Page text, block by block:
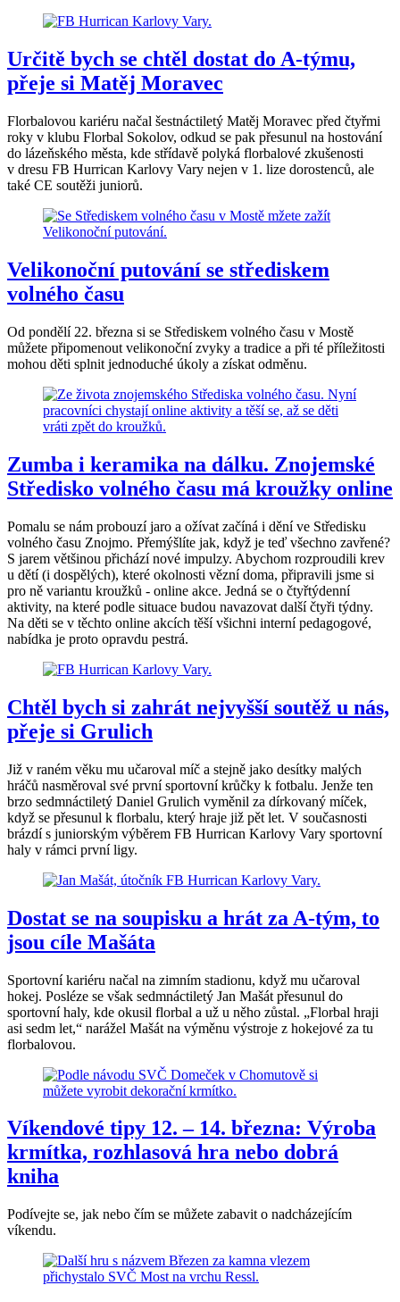
Určitě bych se chtěl dostat do A-týmu,
přeje si Matěj Moravec
Florbalovou kariéru načal šestnáctiletý Matěj Moravec před čtyřmi
roky v klubu Florbal Sokolov, odkud se pak přesunul na hostování
do lázeňského města, kde střídavě polyká florbalové zkušenosti
v dresu FB Hurrican Karlovy Vary nejen v 1. lize dorostenců, ale
také CE soutěži juniorů.
Velikonoční putování se střediskem
volného času
Od pondělí 22. března si se Střediskem volného času v Mostě
můžete připomenout velikonoční zvyky a tradice a při té příležitosti
mohou děti splnit jednoduché úkoly a získat odměnu.
Zumba i keramika na dálku. Znojemské
Středisko volného času má kroužky online
Pomalu se nám probouzí jaro a ožívat začíná i dění ve Středisku
volného času Znojmo. Přemýšlíte jak, když je teď všechno zavřené?
S jarem většinou přichází nové impulzy. Abychom rozproudili krev
u dětí (i dospělých), které okolnosti vězní doma, připravili jsme si
pro ně variantu kroužků - online akce. Jedná se o čtyřtýdenní
aktivity, na které podle situace budou navazovat další čtyři týdny.
Na děti se v těchto online akcích těší všichni interní pedagogové,
nabídka je proto opravdu pestrá.
Chtěl bych si zahrát nejvyšší soutěž u nás,
přeje si Grulich
Již v raném věku mu učaroval míč a stejně jako desítky malých
hráčů nasměroval své první sportovní krůčky k fotbalu. Jenže ten
brzo sedmnáctiletý Daniel Grulich vyměnil za dírkovaný míček,
když se přesunul k florbalu, který hraje již pět let. V současnosti
brázdí s juniorským výběrem FB Hurrican Karlovy Vary sportovní
haly v rámci první ligy.
Dostat se na soupisku a hrát za A-tým, to
jsou cíle Mašáta
Sportovní kariéru načal na zimním stadionu, když mu učaroval
hokej. Posléze se však sedmnáctiletý Jan Mašát přesunul do
sportovní haly, kde okusil florbal a už u něho zůstal. „Florbal hraji
asi sedm let,“ narážel Mašát na výměnu výstroje z hokejové za tu
florbalovou.
Víkendové tipy 12. – 14. března: Výroba
krmítka, rozhlasová hra nebo dobrá
kniha
Podívejte se, jak nebo čím se můžete zabavit o nadcházejícím
víkendu.